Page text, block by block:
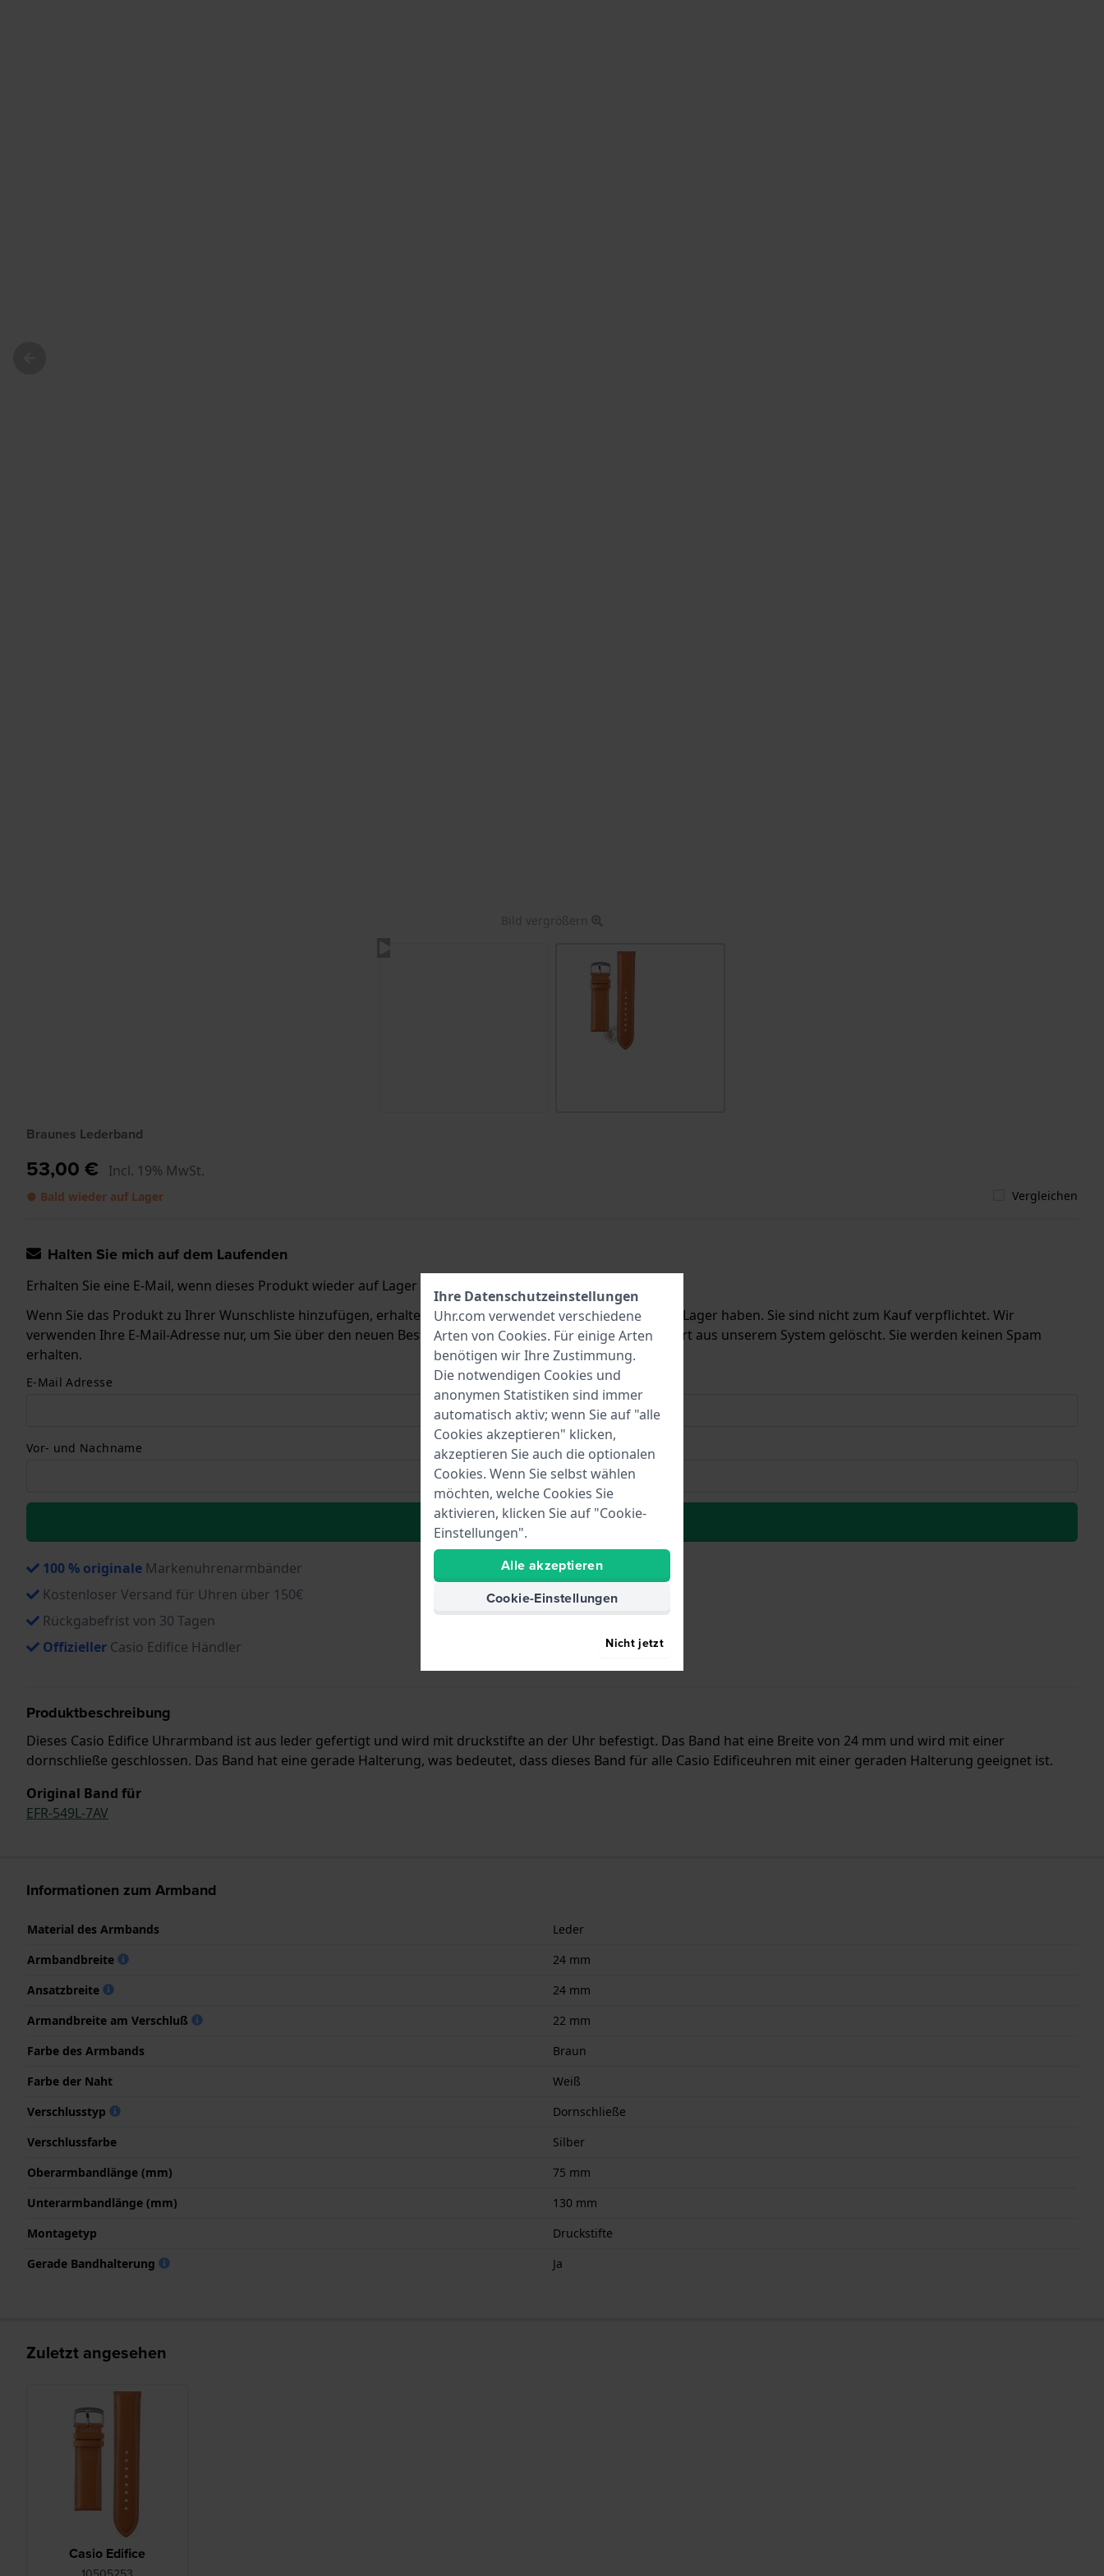
Bild vergrößern
Braunes Lederband
53,00 € Incl. 19% MwSt.
● Bald wieder auf Lager Vergleichen
Halten Sie mich auf dem Laufenden
Erhalten Sie eine E-Mail, wenn dieses Produkt wieder auf Lager ist.
Wenn Sie das Produkt zu Ihrer Wunschliste hinzufügen, erhalten Sie eine E-Mail, sobald wir es wieder auf Lager haben. Sie sind nicht zum Kauf verpflichtet. Wir
verwenden Ihre E-Mail-Adresse nur, um Sie über den neuen Bestand zu informieren. Danach wird sie sofort aus unserem System gelöscht. Sie werden keinen Spam
erhalten.
E-Mail Adresse
Vor- und Nachname
Der Wunschliste hinzufügen
100 % originale Markenuhrenarmbänder
Kostenloser Versand für Uhren über 150€
Rückgabefrist von 30 Tagen
Offizieller Casio Edifice Händler
Produktbeschreibung
Dieses Casio Edifice Uhrarmband ist aus leder gefertigt und wird mit druckstifte an der Uhr befestigt. Das Band hat eine Breite von 24 mm und wird mit einer
dornschließe geschlossen. Das Band hat eine gerade Halterung, was bedeutet, dass dieses Band für alle Casio Edificeuhren mit einer geraden Halterung geeignet ist.
Original Band für
EFR-549L-7AV
Informationen zum Armband
Material des Armbands
Leder
Armbandbreite
24 mm
Ansatzbreite
24 mm
Armandbreite am Verschluß
22 mm
Farbe des Armbands
Braun
Farbe der Naht
Weiß
Verschlusstyp
Dornschließe
Verschlussfarbe
Silber
Oberarmbandlänge (mm)
75 mm
Unterarmbandlänge (mm)
130 mm
Montagetyp
Druckstifte
Gerade Bandhalterung
Ja
Zuletzt angesehen
Casio Edifice
Ihre Datenschutzeinstellungen
Uhr.com verwendet verschiedene
Arten von Cookies. Für einige Arten
benötigen wir Ihre Zustimmung.
Die notwendigen Cookies und
anonymen Statistiken sind immer
automatisch aktiv; wenn Sie auf "alle
Cookies akzeptieren" klicken,
akzeptieren Sie auch die optionalen
Cookies. Wenn Sie selbst wählen
möchten, welche Cookies Sie
aktivieren, klicken Sie auf "Cookie-
Einstellungen".
Alle akzeptieren
Cookie-Einstellungen
Nicht jetzt